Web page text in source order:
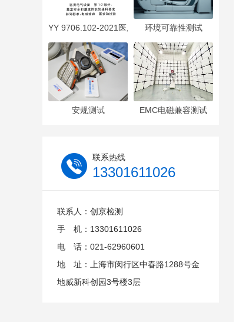
YY 9706.102-2021医用电气设备 第1-2部分：基本
环境可靠性测试
安规测试 EMC电磁兼容测试
联系热线
13301611026
联系人：创京检测
手 机：13301611026
电 话：021-62960601
地 址：上海市闵行区中春路1288号金
地威新科创园3号楼3层